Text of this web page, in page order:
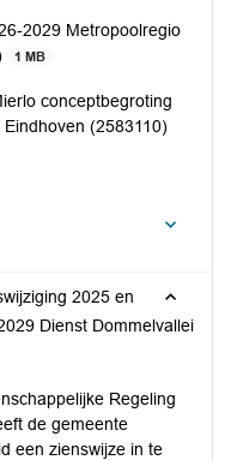
2029 Metropoolregio
1 MB
conceptbegroting
(2583110)
2025 en
Dienst Dommelvallei
Regeling
de gemeente
een zienswijze in te